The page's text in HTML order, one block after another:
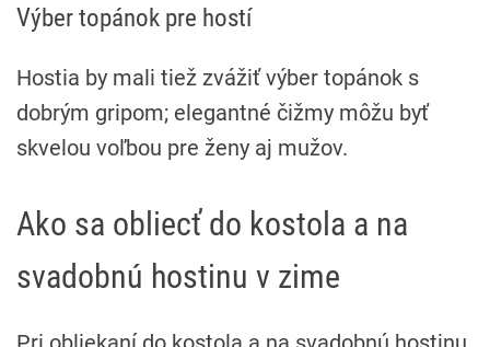
Výber topánok pre hostí
Hostia by mali tiež zvážiť výber topánok s
dobrým gripom; elegantné čižmy môžu byť
skvelou voľbou pre ženy aj mužov.
Ako sa obliecť do kostola a na
svadobnú hostinu v zime